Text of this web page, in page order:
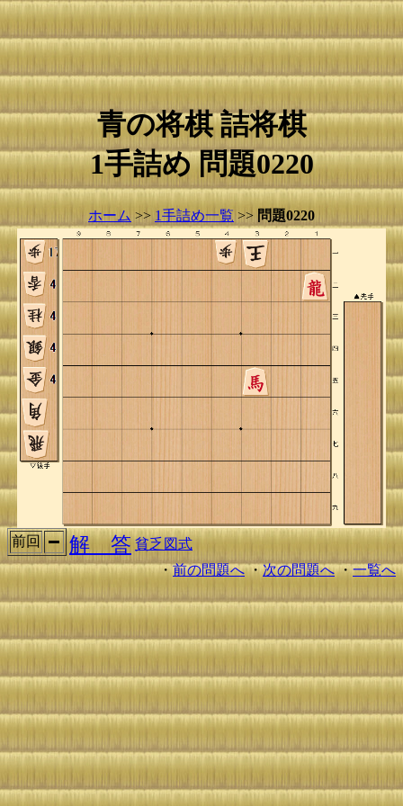
青の将棋 詰将棋
1手詰め 問題0220
ホーム >> 1手詰め一覧 >> 問題0220
前回 解 答 貧乏図式
・前の問題へ・次の問題へ・一覧へ